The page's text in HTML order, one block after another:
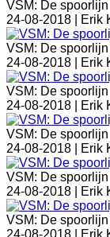
VSM: De spoorlijn
24-08-2018 |
Erik
VSM: De spoorlijn
24-08-2018 |
Erik
VSM: De spoorlijn
24-08-2018 |
Erik
VSM: De spoorlijn
24-08-2018 |
Erik
VSM: De spoorlijn
24-08-2018 |
Erik
VSM: De spoorlijn
24-08-2018 |
Erik